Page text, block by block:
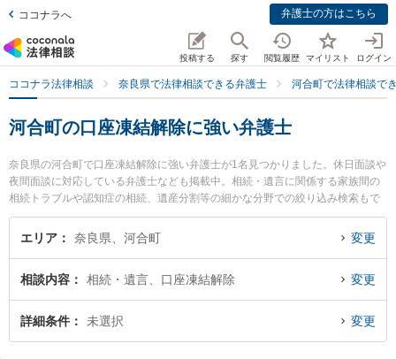
ココナラへ 弁護士の方はこちら
投稿する 探す 閲覧履歴 マイリスト ログイン
ココナラ法律相談 奈良県で法律相談できる弁護士 河合町で法律相談で
河合町の口座凍結解除に強い弁護士
奈良県の河合町で口座凍結解除に強い弁護士が1名見つかりました。休日面談や
夜間面談に対応している弁護士なども掲載中。相続・遺言に関係する家族間の
相続トラブルや認知症の相続、遺産分割等の細かな分野での絞り込み検索もで
き便利です。特に弁護士法人ましろ総合法律事務所 西大和オフィスの青木 麻耶
子弁護士のプロフィール情報や弁護士費用、強みなどが注目されています。
したい』『初回相談無料で口座凍結解除を法律相談できる河合町内の弁護士に
相談予約したい』などでお困りの相談者さんにおすすめです。
エリア 奈良県、河合町 変更
相談内容 相続・遺言、口座凍結解除 変更
詳細条件 未選択 変更